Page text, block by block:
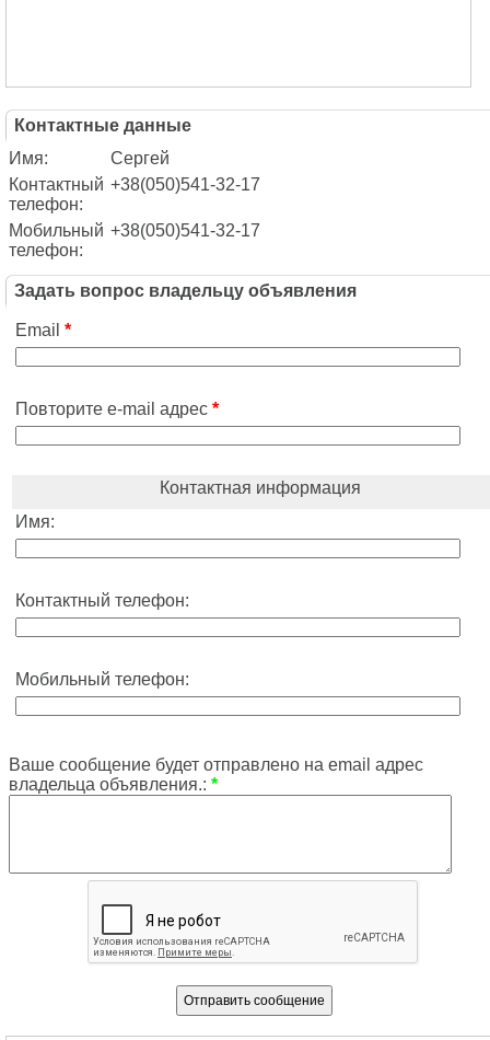
Контактные данные
Имя:
Сергей
Контактный
телефон:
+38(050)541-32-17
Мобильный
телефон:
+38(050)541-32-17
Задать вопрос владельцу объявления
Email *
Повторите e-mail адрес *
Контактная информация
Имя:
Контактный телефон:
Мобильный телефон:
Ваше сообщение будет отправлено на email адрес
владельца объявления.: *